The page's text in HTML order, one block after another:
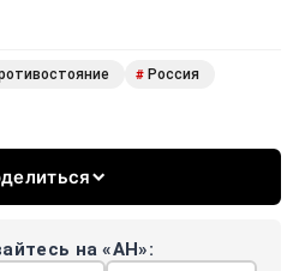
# Россия
на «АН»: